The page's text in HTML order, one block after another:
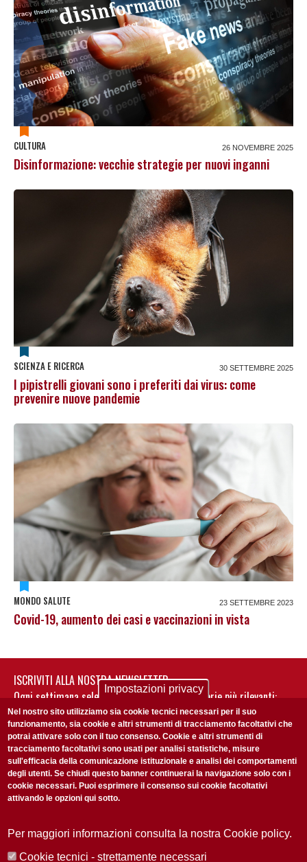
CULTURA 26 NOVEMBRE 2025
Disinformazione: vecchie strategie per nuovi inganni
SCIENZA E RICERCA 30 SETTEMBRE 2025
I pipistrelli giovani sono i preferiti dai virus: come
prevenire nuove pandemie
MONDO SALUTE 23 SETTEMBRE 2023
Covid-19, aumento dei casi e vaccinazioni in vista
ISCRIVITI ALLA NOSTRA NEWSLETTER
Ogni settimana selezioniamo per te nostre storie più rilevanti:
non perderti gli aggiornamenti della nostra newsletter
Accetto laPrivacy Policy
Impostazioni privacy
Nel nostro sito utilizziamo sia cookie tecnici necessari per il suo
funzionamento, sia cookie e altri strumenti di tracciamento facoltativi che
potrai attivare solo con il tuo consenso. Cookie e altri strumenti di
tracciamento facoltativi sono usati per analisi statistiche, misure
sull'efficacia della comunicazione istituzionale e analisi dei comportamenti
degli utenti. Se chiudi questo banner continuerai la navigazione solo con i
cookie necessari. Puoi esprimere il consenso sui cookie facoltativi
attivando le opzioni qui sotto.
Per maggiori informazioni consulta la nostra Cookie policy.
Cookie tecnici - strettamente necessari